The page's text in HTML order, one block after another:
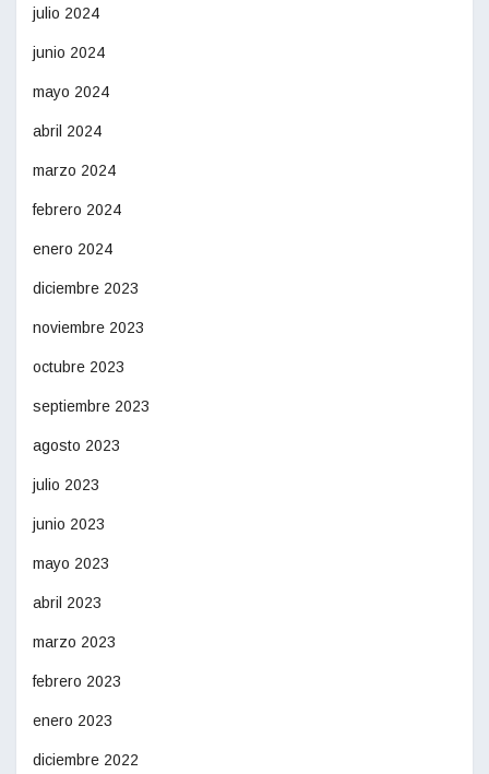
julio 2024
junio 2024
mayo 2024
abril 2024
marzo 2024
febrero 2024
enero 2024
diciembre 2023
noviembre 2023
octubre 2023
septiembre 2023
agosto 2023
julio 2023
junio 2023
mayo 2023
abril 2023
marzo 2023
febrero 2023
enero 2023
diciembre 2022